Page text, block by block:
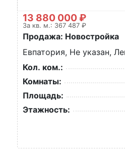
13 880 000 ₽
За кв. м.: 367 487 ₽
Продажа: Новостройка
Евпатория, Не указан,
Кол. ком.:
Комнаты:
Площадь:
Этажность: